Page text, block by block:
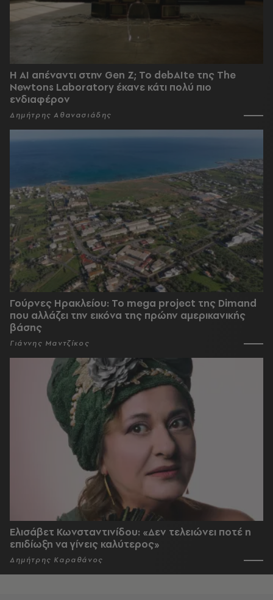
Η AI απέναντι στην Gen Z; Το debAIte της The
Newtons Laboratory έκανε κάτι πολύ πιο
ενδιαφέρον
Δημήτρης Αθανασιάδης
Γούρνες Ηρακλείου: To mega project της Dimand
που αλλάζει την εικόνα της πρώην αμερικανικής
βάσης
Γιάννης Μαντζίκος
Ελισάβετ Κωνσταντινίδου: «Δεν τελειώνει ποτέ η
επιδίωξη να γίνεις καλύτερος»
Δημήτρης Καραθάνος